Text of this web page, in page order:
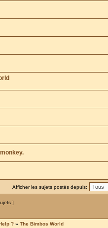
Afficher les sujets postés depuis:
]
? » The Bimbos World